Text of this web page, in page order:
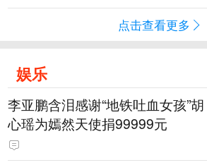
点击查看更多
娱乐
李亚鹏含泪感谢“地铁吐血女孩”胡
心瑶为嫣然天使捐99999元